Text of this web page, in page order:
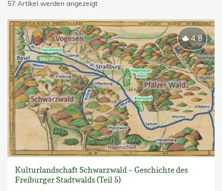
skip List
57 Artikel werden angezeigt
Kulturlandschaft Schwarzwald – Geschichte des
Freiburger Stadtwalds (Teil 5)
4.8